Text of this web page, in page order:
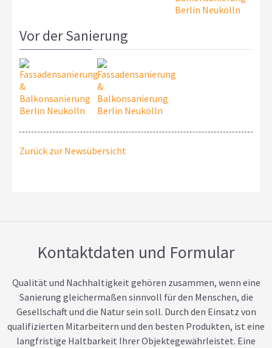
Vor der Sanierung
Zurück zur Newsübersicht
Kontaktdaten und Formular
Qualität und Nachhaltigkeit gehören zusammen, wenn eine
Sanierung gleichermaßen sinnvoll für den Menschen, die
Gesellschaft und die Natur sein soll. Durch den Einsatz von
qualifizierten Mitarbeitern und den besten Produkten, ist eine
langfristige Haltbarkeit Ihrer Objektegewährleistet. Eine